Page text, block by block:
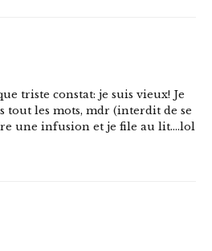
triste constat: je suis vieux! Je
tout les mots, mdr (interdit de se
une infusion et je file au lit….lol